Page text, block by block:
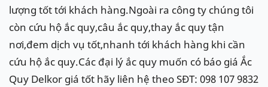
Hotline:098.107.98.32để được hỗ trợ nhanh
Ắc quyDelkorcho xeHummer:Din
60038(100Ah)
lượng tốt tới khách hàng.Ngoài ra công ty chúng tôi
còn cứu hộ ắc quy,câu ắc quy,thay ắc quy tận
nơi,đem dịch vụ tốt,nhanh tới khách hàng khi cần
cứu hộ ắc quy.Các đại lý ắc quy muốn có báo giá Ắc
Quy Delkor giá tốt hãy liên hệ theo SĐT: 098 107 9832